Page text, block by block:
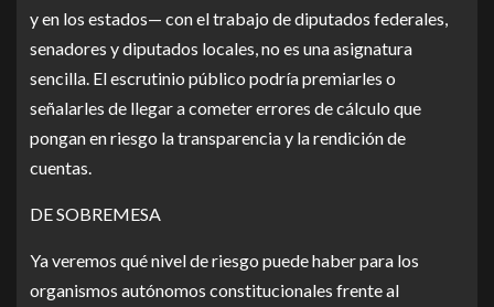
y en los estados— con el trabajo de diputados federales,
senadores y diputados locales, no es una asignatura
sencilla. El escrutinio público podría premiarles o
señalarles de llegar a cometer errores de cálculo que
pongan en riesgo la transparencia y la rendición de
cuentas.
DE SOBREMESA
Ya veremos qué nivel de riesgo puede haber para los
organismos autónomos constitucionales frente al